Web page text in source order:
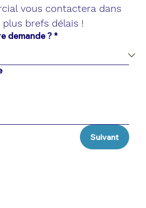
vous contactera dans
plus brefs délais !
demande ? *
Suivant